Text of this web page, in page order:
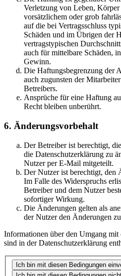
Verletzung von Leben,
vorsätzlichem oder grob
auf die bei Vertragsschluss
Schäden und im Übrigen der
vertragstypischen
auch für mittelbare Schäden,
Gewinn.
Die Haftungsbegrenzung der
auch zugunsten der
Betreibers.
Ansprüche für eine Haftung
Recht bleiben unberührt.
6. Änderungsvorbehalt
Der Betreiber ist berechtigt,
die Datenschutzerklärung zu
Nutzer per E-Mail mitgeteilt.
Der Nutzer ist berechtigt, den
Im Falle des Widerspruchs
Betreiber und dem Nutzer
sofortiger Wirkung.
Die Änderungen gelten als
der Nutzer den Änderungen
Informationen über den Umgang mit
sind in der Datenschutzerklärung